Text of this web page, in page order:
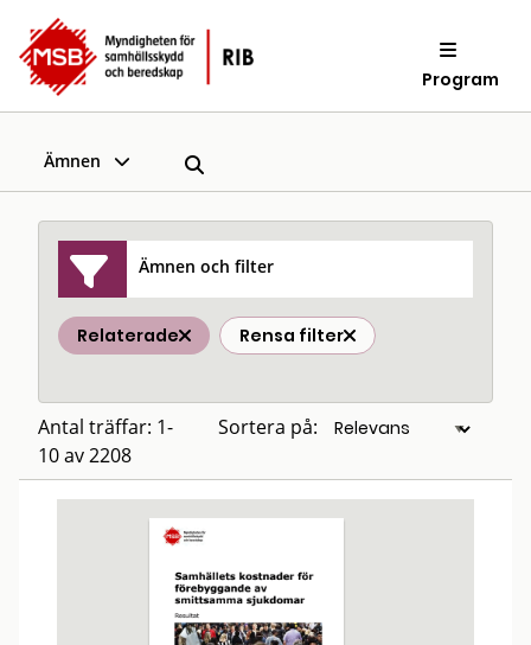
Program
Ämnen
Ämnen och filter
Relaterade Rensa filter
Antal träffar: 1-
10 av 2208
Sortera på: